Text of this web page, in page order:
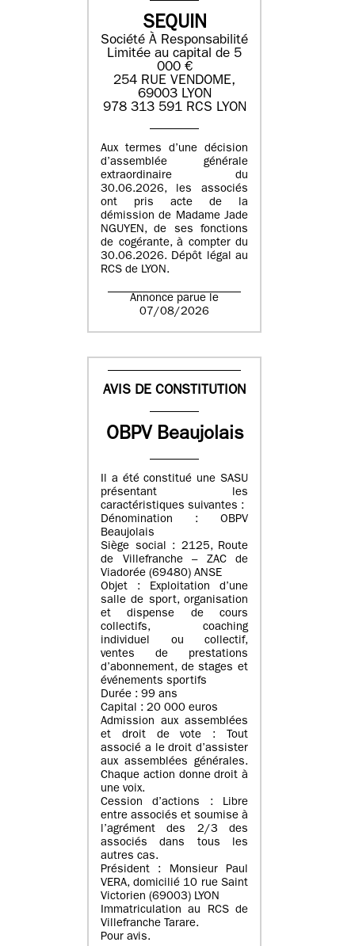
SEQUIN
Société À Responsabilité
Limitée au capital de 5
000 €
254 RUE VENDOME,
69003 LYON
978 313 591 RCS LYON
Aux termes d’une décision
d’assemblée générale
extraordinaire du
30.06.2026, les associés
ont pris acte de la
démission de Madame Jade
NGUYEN, de ses fonctions
de cogérante, à compter du
30.06.2026. Dépôt légal au
RCS de LYON.
Annonce parue le
07/08/2026
AVIS DE CONSTITUTION
OBPV Beaujolais
Il a été constitué une SASU
présentant les
caractéristiques suivantes :
Dénomination : OBPV
Beaujolais
Siège social : 2125, Route
de Villefranche – ZAC de
Viadorée (69480) ANSE
Objet : Exploitation d’une
salle de sport, organisation
et dispense de cours
collectifs, coaching
individuel ou collectif,
ventes de prestations
d’abonnement, de stages et
événements sportifs
Durée : 99 ans
Capital : 20 000 euros
Admission aux assemblées
et droit de vote : Tout
associé a le droit d’assister
aux assemblées générales.
Chaque action donne droit à
une voix.
Cession d’actions : Libre
entre associés et soumise à
l’agrément des 2/3 des
associés dans tous les
autres cas.
Président : Monsieur Paul
VERA, domicilié 10 rue Saint
Victorien (69003) LYON
Immatriculation au RCS de
Villefranche Tarare.
Pour avis.